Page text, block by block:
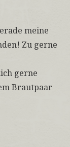
meine
Zu gerne
gerne
Brautpaar